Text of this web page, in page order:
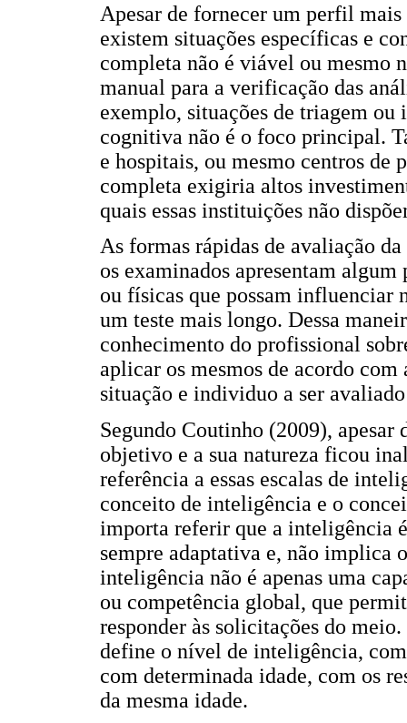
Apesar de fornecer um perfil
existem situações específicas e
completa não é viável ou mesmo
manual para a verificação das
exemplo, situações de triagem ou
cognitiva não é o foco principal.
e hospitais, ou mesmo centros de
completa exigiria altos
quais essas instituições não
As formas rápidas de avaliação
os examinados apresentam
ou físicas que possam influenciar
um teste mais longo. Dessa
conhecimento do profissional
aplicar os mesmos de acordo com
situação e individuo a ser
Segundo Coutinho (2009), apesar
objetivo e a sua natureza ficou
referência a essas escalas de
conceito de inteligência e o
importa referir que a inteligência
sempre adaptativa e, não implica
inteligência não é apenas uma
ou competência global, que
responder às solicitações do
define o nível de inteligência,
com determinada idade, com os
da mesma idade.